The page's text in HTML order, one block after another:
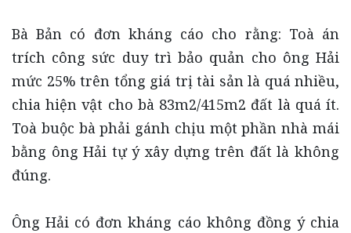
Bà Bản có đơn kháng cáo cho rằng: Toà án
trích công sức duy trì bảo quản cho ông Hải
mức 25% trên tổng giá trị tài sản là quá nhiều,
chia hiện vật cho bà 83m2/415m2 đất là quá ít.
Toà buộc bà phải gánh chịu một phần nhà mái
bằng ông Hải tự ý xây dựng trên đất là không
đúng.
Ông Hải có đơn kháng cáo không đồng ý chia